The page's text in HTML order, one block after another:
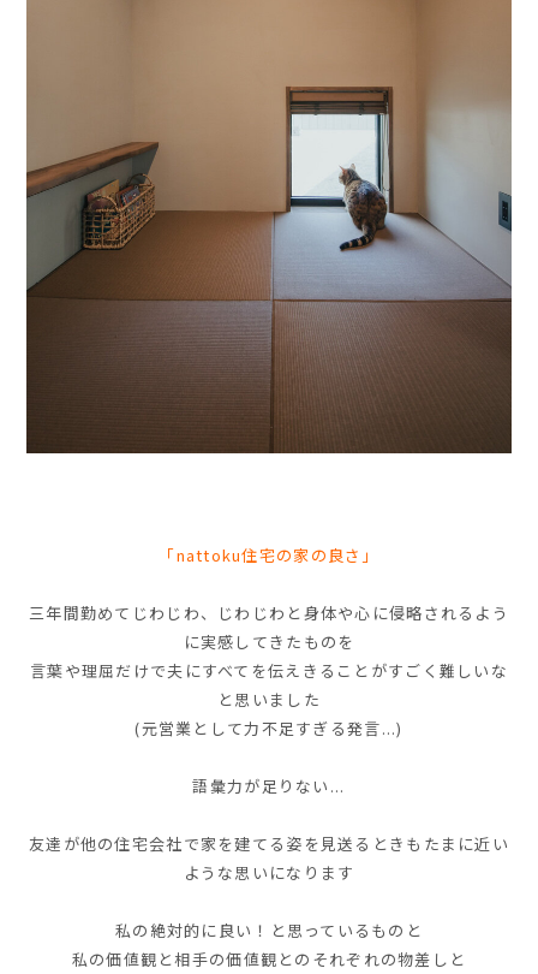
「nattoku住宅の家の良さ」
三年間勤めてじわじわ、じわじわと身体や心に侵略されるよう
に実感してきたものを
言葉や理屈だけで夫にすべてを伝えきることがすごく難しいな
と思いました
(元営業として力不足すぎる発言...)
語彙力が足りない...
友達が他の住宅会社で家を建てる姿を見送るときもたまに近い
ような思いになります
私の 絶対的に良い！ と思っているものと
私の価値観と相手の価値観とのそれぞれの物差しと